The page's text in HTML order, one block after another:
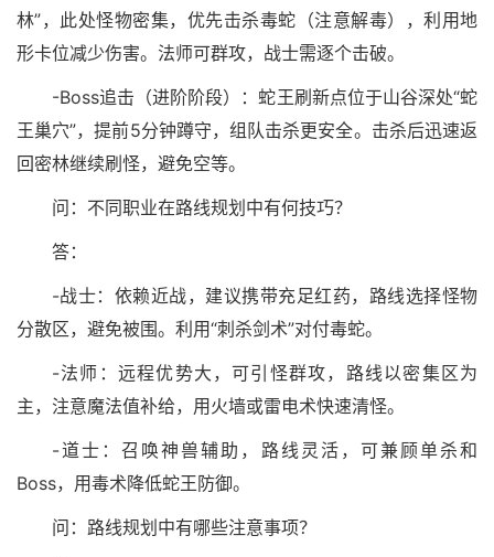
林”，此处怪物密集，优先击杀毒蛇（注意解毒），利用地
形卡位减少伤害。法师可群攻，战士需逐个击破。
-Boss追击（进阶阶段）：蛇王刷新点位于山谷深处“蛇
王巢穴”，提前5分钟蹲守，组队击杀更安全。击杀后迅速返
回密林继续刷怪，避免空等。
问：不同职业在路线规划中有何技巧？
答：
-战士：依赖近战，建议携带充足红药，路线选择怪物
分散区，避免被围。利用“刺杀剑术”对付毒蛇。
-法师：远程优势大，可引怪群攻，路线以密集区为
主，注意魔法值补给，用火墙或雷电术快速清怪。
-道士：召唤神兽辅助，路线灵活，可兼顾单杀和
Boss，用毒术降低蛇王防御。
问：路线规划中有哪些注意事项？